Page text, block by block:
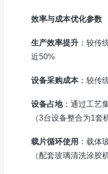
效率与成本优化参数
生产效率提升 ：较传
近50%
设备采购成本：较传
设备占地：通过工艺
（3台设备整合为1套
载片循环使用 ：载体
（配套玻璃清洗涂胶机